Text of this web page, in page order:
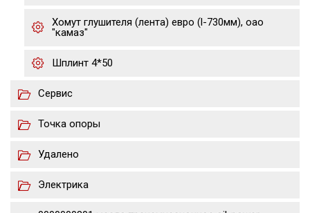
Хомут глушителя (лента) евро (l-730мм), оао
"камаз"
Шплинт 4*50
Сервис
Точка опоры
Удалено
Электрика